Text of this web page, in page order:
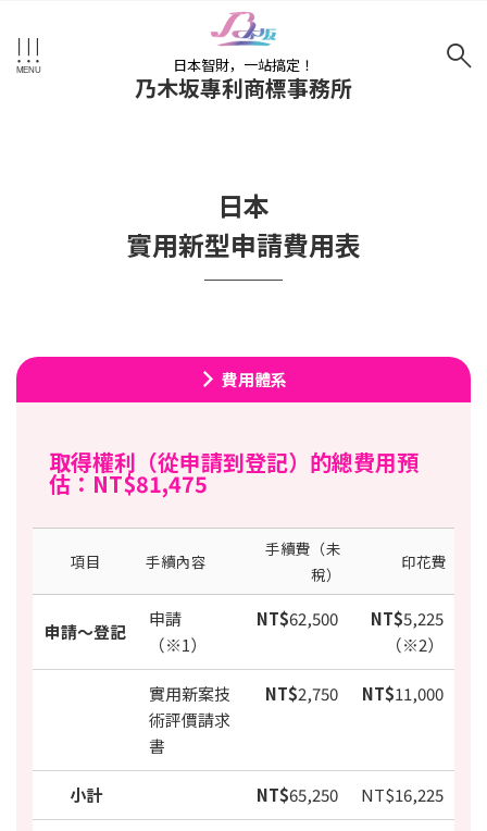
日本智財，一站搞定！
乃木坂專利商標事務所
日本
實用新型申請費用表
費用體系
取得權利（從申請到登記）的總費用預
估：NT$81,475
項目 手續內容
手續費（未
稅）
印花費
申請～登記
申請
（※1）
NT$62,500 NT$5,225
（※2）
實用新案技
術評價請求
書
NT$2,750 NT$11,000
小計 NT$65,250 NT$16,225